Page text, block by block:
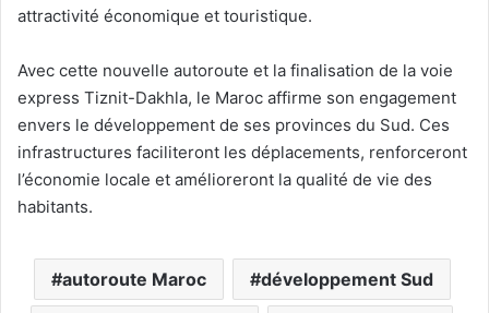
attractivité économique et touristique.
Avec cette nouvelle autoroute et la finalisation de la voie
express Tiznit-Dakhla, le Maroc affirme son engagement
envers le développement de ses provinces du Sud. Ces
infrastructures faciliteront les déplacements, renforceront
l’économie locale et amélioreront la qualité de vie des
habitants.
autoroute Maroc développement Sud